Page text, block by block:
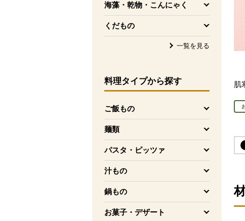
海藻・乾物・こんにゃく
を開く
くだもの
を開く
一覧を見る
料理タイプから探す
ご飯もの
を開く
麺類
を開く
パスタ・ピッツァ
を開く
汁もの
を開く
鍋もの
を開く
お菓子・デザート
を開く
肌